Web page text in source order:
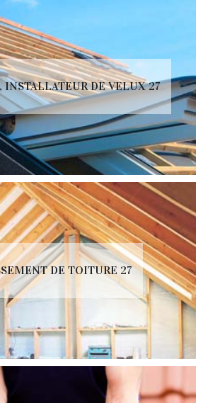
INSTALLATEUR DE VELUX 27
DE TOITURE 27